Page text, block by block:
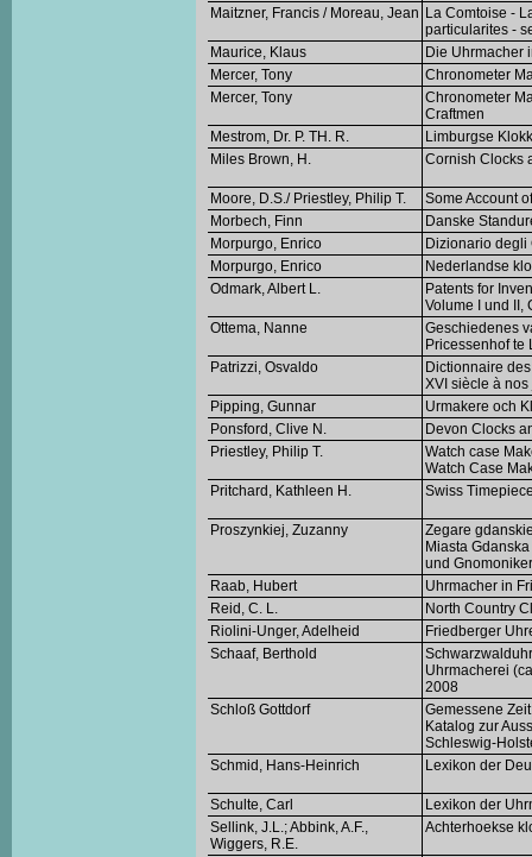
Maitzner, Francis / Moreau, Jean La Comtoise -
particularites -
Maurice, Klaus
Die Uhrmacher
Mercer, Tony
Chronometer
Mercer, Tony
Chronometer
Craftmen
Mestrom, Dr. P. TH. R.
Limburgse
Miles Brown, H.
Cornish Clocks
Moore, D.S./ Priestley, Philip T.
Some Account
Morbech, Finn
Danske
Morpurgo, Enrico
Dizionario
Morpurgo, Enrico
Nederlandse
Odmark, Albert L.
Patents for
Volume I und II,
Ottema, Nanne
Geschiedenes
Pricessenhof te
Patrizzi, Osvaldo
Dictionnaire
XVI siècle à nos
Pipping, Gunnar
Urmakere och
Ponsford, Clive N.
Devon Clocks
Priestley, Philip T.
Watch case
Watch Case
Pritchard, Kathleen H.
Swiss
Proszynkiej, Zuzanny
Zegare
Miasta
und Gnomoniker
Raab, Hubert
Uhrmacher in
Reid, C. L.
North Country
Riolini-Unger, Adelheid
Friedberger
Schaaf, Berthold
Uhrmacherei
2008
Schloß Gottdorf
Gemessene
Katalog zur
Schleswig-
Schmid, Hans-Heinrich
Lexikon der
Schulte, Carl
Lexikon der
Sellink, J.L.; Abbink, A.F.,
Wiggers, R.E.
Achterhoekse